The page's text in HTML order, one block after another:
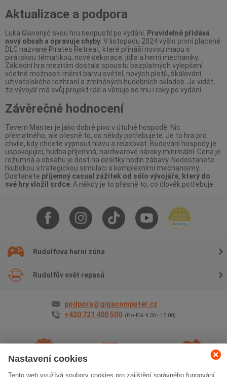
Nastavení cookies
Tento web využívá soubory cookies pro zajištění správného fungování
Aktualizace a podpora
Luka Glavonjić svou hru neopustil po vydání. Pravidelně přidává
nový obsah a opravuje chyby. V listopadu 2024 vyšlo první placené
DLC nazvané Pirates Retreat, které přináší novou mapu s
pirátskou tématikou, nové dekorace, jídla a herní mechaniky.
Základní hra mezitím dostala spoustu bezplatných vylepšení
včetně možnosti měnit barvu světel, nových plotů, škálování
uživatelského rozhraní a zmíněných hudebních skladeb. Je vidět,
že vývojář má svůj projekt rád a věnuje se mu i roky po vydání.
Závěrečné hodnocení
Tavern Master je jako dobré pivo v útulné hospodě. Nic
převratného, ale přesně to, co někdy potřebujete. Je to hra pro
chvíle, kdy chcete vypnout hlavu a relaxovat. Budování hospody je
uspokojující, hudba příjemná, hardwarové nároky minimální. Cena je
rozumná a obsahu je dost na desítky hodin zábavy. Nedostanete
hlubokou strategickou simulaci s komplexními mechanismy.
Dostanete příjemný casual zážitek od sólo vývojáře, který do
své hry vložil srdce . A někdy je to přesně to, co člověk potřebuje.
Rudolfova herní zóna
Rudolfův svět repasů
podpora@gigacomputer.cz
+420 721 400 500 (Po-Pá 9.00 - 17.00)